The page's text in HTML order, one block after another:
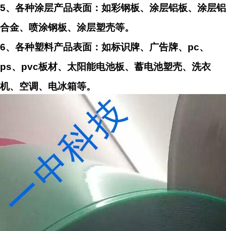
5、各种涂层产品表面：如彩钢板、涂层铝板、涂层铝
合金、喷涂钢板、涂层塑壳等。
6、各种塑料产品表面：如标识牌、广告牌、pc、
ps、pvc板材、太阳能电池板、蓄电池塑壳、洗衣
机、空调、电冰箱等。